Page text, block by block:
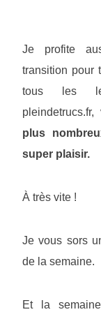
Je profite
transition pour
tous les
pleindetrucs.fr,
plus
super plaisir.
À très vite !
Je vous sors
de la semaine.
Et la